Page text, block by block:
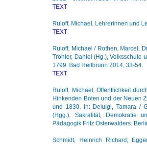
TEXT
Ruloff, Michael, Lehrerinnen und
TEXT
Ruloff, Michael / Rothen, Marcel,
Tröhler, Daniel (Hg.), Volksschule
1799. Bad Heilbrunn 2014, 33-54.
TEXT
Ruloff, Michael, Öffentlichkeit
Hinkenden Boten und der Neuen
und 1830, in: Deluigi, Tamara /
(Hgg.), Sakralität, Demokratie
Pädagogik Fritz Osterwalders.
Schmidt, Heinrich Richard;